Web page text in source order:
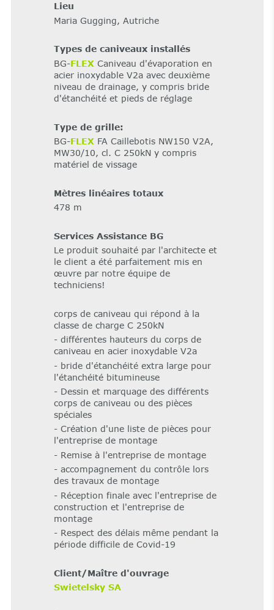
Lieu
Maria Gugging, Autriche
Types de caniveaux installés
BG-FLEXCaniveau d'évaporation en
acier inoxydable V2a avec deuxième
niveau de drainage, y compris bride
d'étanchéité et pieds de réglage
Type de grille:
BG-FLEXFA Caillebotis NW150 V2A,
MW30/10, cl. C 250kN y compris
matériel de vissage
Mètres linéaires totaux
478 m
Services Assistance BG
Le produit souhaité par l'architecte et
le client a été parfaitement mis en
œuvre par notre équipe de
techniciens!
corps de caniveau qui répond à la
classe de charge C 250kN
- différentes hauteurs du corps de
caniveau en acier inoxydable V2a
- bride d'étanchéité extra large pour
l'étanchéité bitumineuse
- Dessin et marquage des différents
corps de caniveau ou des pièces
spéciales
- Création d'une liste de pièces pour
l'entreprise de montage
- Remise à l'entreprise de montage
- accompagnement du contrôle lors
des travaux de montage
- Réception finale avec l'entreprise de
construction et l'entreprise de
montage
- Respect des délais même pendant la
période difficile de Covid-19
Client/Maître d'ouvrage
Swietelsky SA